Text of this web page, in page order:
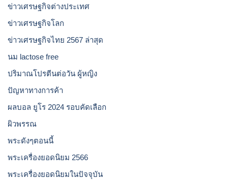
ข่าวเศรษฐกิจต่างประเทศ
ข่าวเศรษฐกิจโลก
ข่าวเศรษฐกิจไทย 2567 ล่าสุด
นม lactose free
ปริมาณโปรตีนต่อวัน ผู้หญิง
ปัญหาทางการค้า
ผลบอล ยูโร 2024 รอบคัดเลือก
ผิวพรรณ
พระดังๆตอนนี้
พระเครื่องยอดนิยม 2566
พระเครื่องยอดนิยมในปัจจุบัน